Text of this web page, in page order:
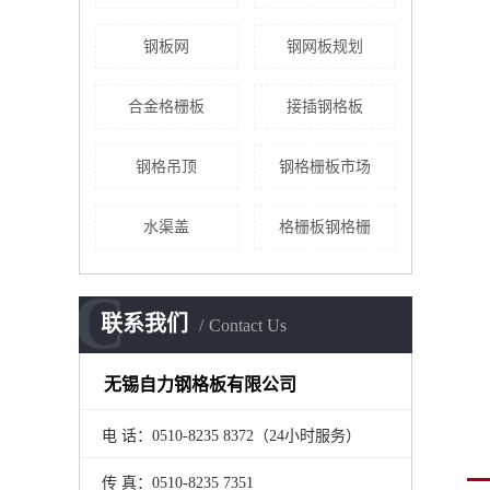
钢板网 钢网板规划
合金格栅板 接插钢格板
钢格吊顶 钢格栅板市场
水渠盖 格栅板钢格栅
联系我们 Contact Us
C
无锡自力钢格板有限公司
电 话：0510-8235 8372（24小时服务）
传 真：0510-8235 7351